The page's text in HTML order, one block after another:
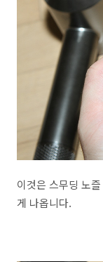
이것은 스무딩 노
게 나옵니다.